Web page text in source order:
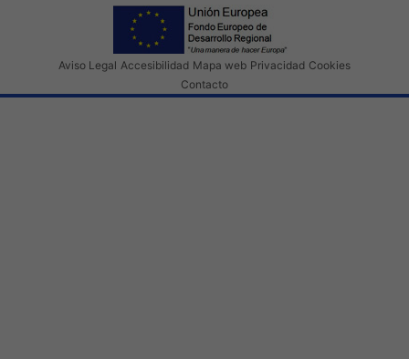
Aviso Legal Accesibilidad Mapa web Privacidad Cookies
Contacto